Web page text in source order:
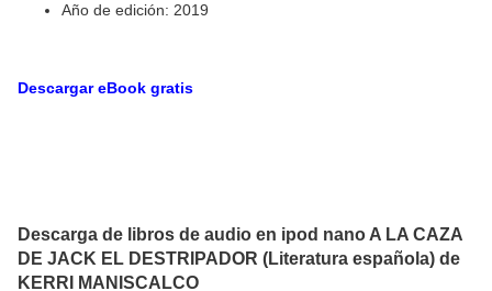
Año de edición: 2019
Descargar eBook gratis
Descarga de libros de audio en ipod nano A LA CAZA
DE JACK EL DESTRIPADOR (Literatura española) de
KERRI MANISCALCO